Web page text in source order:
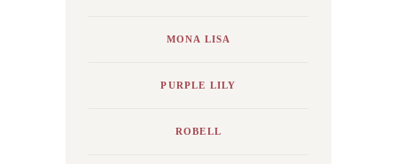
MONA LISA
PURPLE LILY
ROBELL